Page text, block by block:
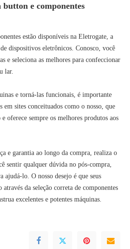
e componentes
estão disponíveis na Eletrogate, a
dispositivos eletrônicos. Conosco, você
e seleciona as melhores para confeccionar
lar.
e torná-las funcionais, é importante
em sites conceituados como o nosso, que
oferece sempre os melhores produtos aos
e garantia ao longo da compra, realiza o
sentir qualquer dúvida no pós-compra,
ajudá-lo. O nosso desejo é que seus
da seleção correta de componentes
excelentes e potentes máquinas.